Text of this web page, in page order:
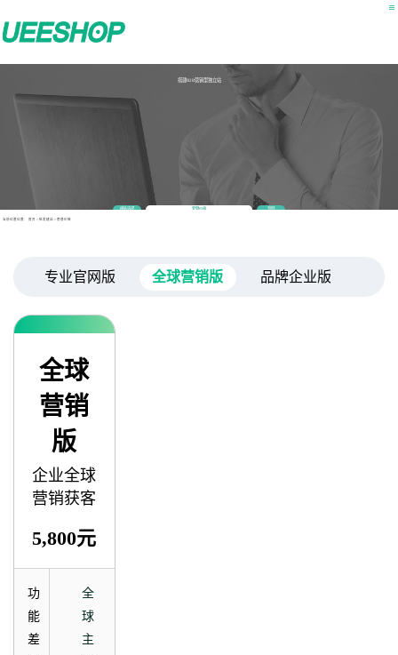
搭建B2B营销型独立站
模板选择 套餐价格 案例
当前位置位置： 首页 > 批发建站> 套餐价格
专业官网版 全球营销版 品牌企业版
全球
营销
版
企业全球
营销获客
5,800元
功
能
差
全
球
主